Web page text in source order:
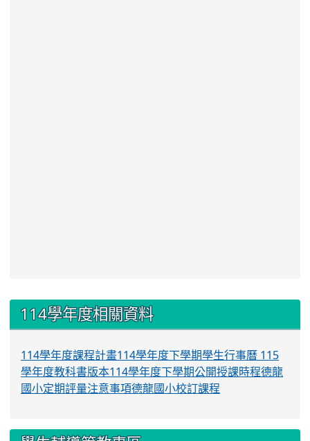
::: 114學年度相關資料
114學年度課程計畫114學年度下學期學生行事曆 115
學年度教科書版本114學年度下學期公開授課時程德龍
國小定期評量注意事項德龍國小校訂課程